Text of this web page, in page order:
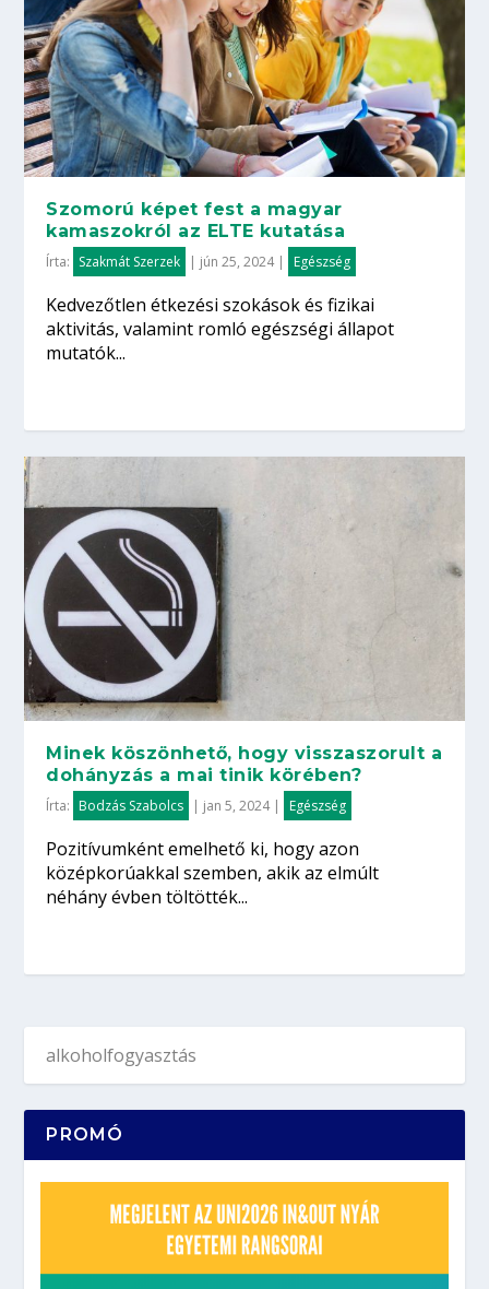
Szomorú képet fest a magyar
kamaszokról az ELTE kutatása
Írta: Szakmát Szerzek | jún 25, 2024| Egészség
Kedvezőtlen étkezési szokások és fizikai
aktivitás, valamint romló egészségi állapot
mutatók...
Minek köszönhető, hogy visszaszorult a
dohányzás a mai tinik körében?
Írta: Bodzás Szabolcs | jan 5, 2024| Egészség
Pozitívumként emelhető ki, hogy azon
középkorúakkal szemben, akik az elmúlt
néhány évben töltötték...
PROMÓ